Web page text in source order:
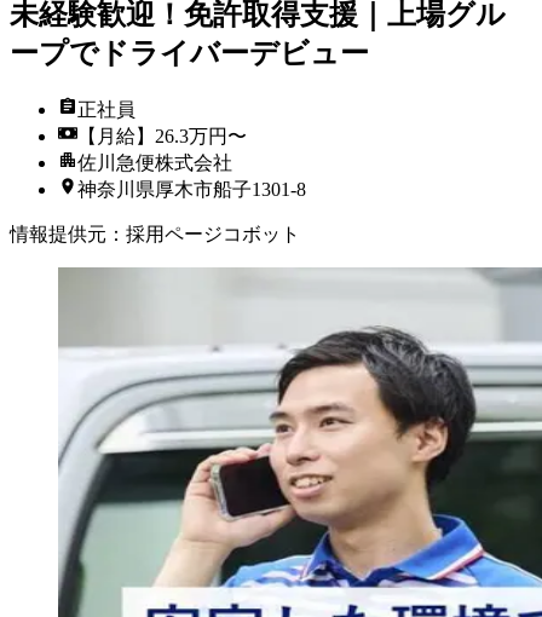
未経験歓迎！免許取得支援｜上場グル
ープでドライバーデビュー
正社員
【月給】26.3万円〜
佐川急便株式会社
神奈川県厚木市船子1301-8
情報提供元 ： 採用ページコボット